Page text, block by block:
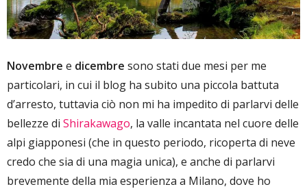
Novembre e dicembre sono stati due mesi per me
particolari, in cui il blog ha subito una piccola battuta
d’arresto, tuttavia ciò non mi ha impedito di parlarvi delle
bellezze di Shirakawago, la valle incantata nel cuore delle
alpi giapponesi (che in questo periodo, ricoperta di neve
credo che sia di una magia unica), e anche di parlarvi
brevemente della mia esperienza a Milano, dove ho